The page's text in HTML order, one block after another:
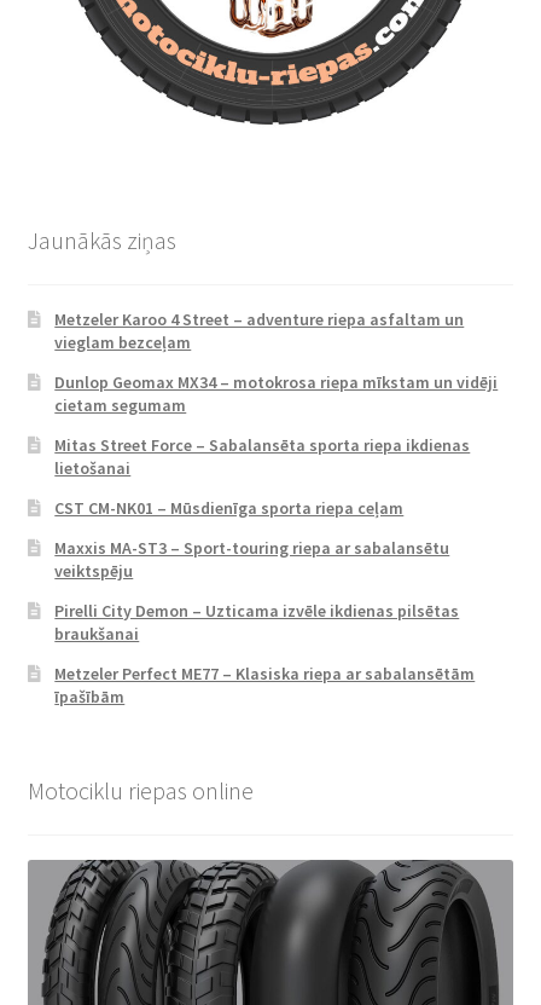
Jaunākās ziņas
Metzeler Karoo 4 Street – adventure riepa asfaltam un
vieglam bezceļam
Dunlop Geomax MX34 – motokrosa riepa mīkstam un vidēji
cietam segumam
Mitas Street Force – Sabalansēta sporta riepa ikdienas
lietošanai
CST CM-NK01 – Mūsdienīga sporta riepa ceļam
Maxxis MA-ST3 – Sport-touring riepa ar sabalansētu
veiktspēju
Pirelli City Demon – Uzticama izvēle ikdienas pilsētas
braukšanai
Metzeler Perfect ME77 – Klasiska riepa ar sabalansētām
īpašībām
Motociklu riepas online